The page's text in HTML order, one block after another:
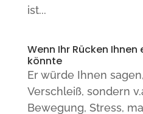
ist...
Wenn Ihr Rücken
könnte
Er würde Ihnen
Verschleiß, sondern
Bewegung, Stress,